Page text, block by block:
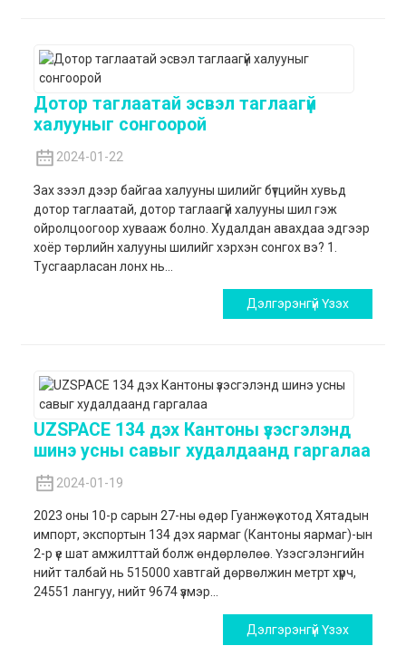
Дотор таглаатай эсвэл таглаагүй
халууныг сонгоорой
2024-01-22
Зах зээл дээр байгаа халууны шилийг бүтцийн хувьд
дотор таглаатай, дотор таглаагүй халууны шил гэж
ойролцоогоор хувааж болно. Худалдан авахдаа эдгээр
хоёр төрлийн халууны шилийг хэрхэн сонгох вэ? 1.
Тусгаарласан лонх нь...
Дэлгэрэнгүй Үзэх
UZSPACE 134 дэх Кантоны үзэсгэлэнд
шинэ усны савыг худалдаанд гаргалаа
2024-01-19
2023 оны 10-р сарын 27-ны өдөр Гуанжөү хотод Хятадын
импорт, экспортын 134 дэх яармаг (Кантоны яармаг)-ын
2-р үе шат амжилттай болж өндөрлөлөө. Үзэсгэлэнгийн
нийт талбай нь 515000 хавтгай дөрвөлжин метрт хүрч,
24551 лангуу, нийт 9674 үзмэр...
Дэлгэрэнгүй Үзэх